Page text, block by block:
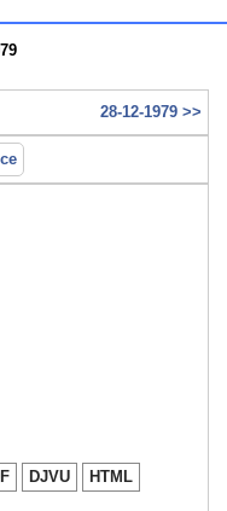
28-12-1979 >>
DJVU HTML